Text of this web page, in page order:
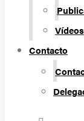
Vídeos
Contacto